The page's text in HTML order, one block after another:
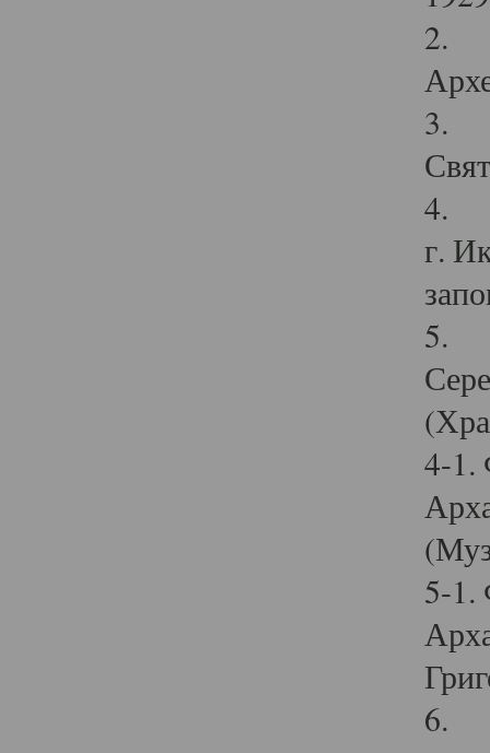
2.
3.
4.
г.
5.
4-1.
5-1.
6.